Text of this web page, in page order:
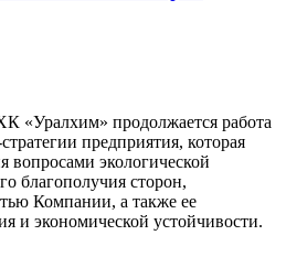
«Уралхим» продолжается работа
предприятия, которая
вопросами экологической
благополучия сторон,
Компании, а также ее
и экономической устойчивости.